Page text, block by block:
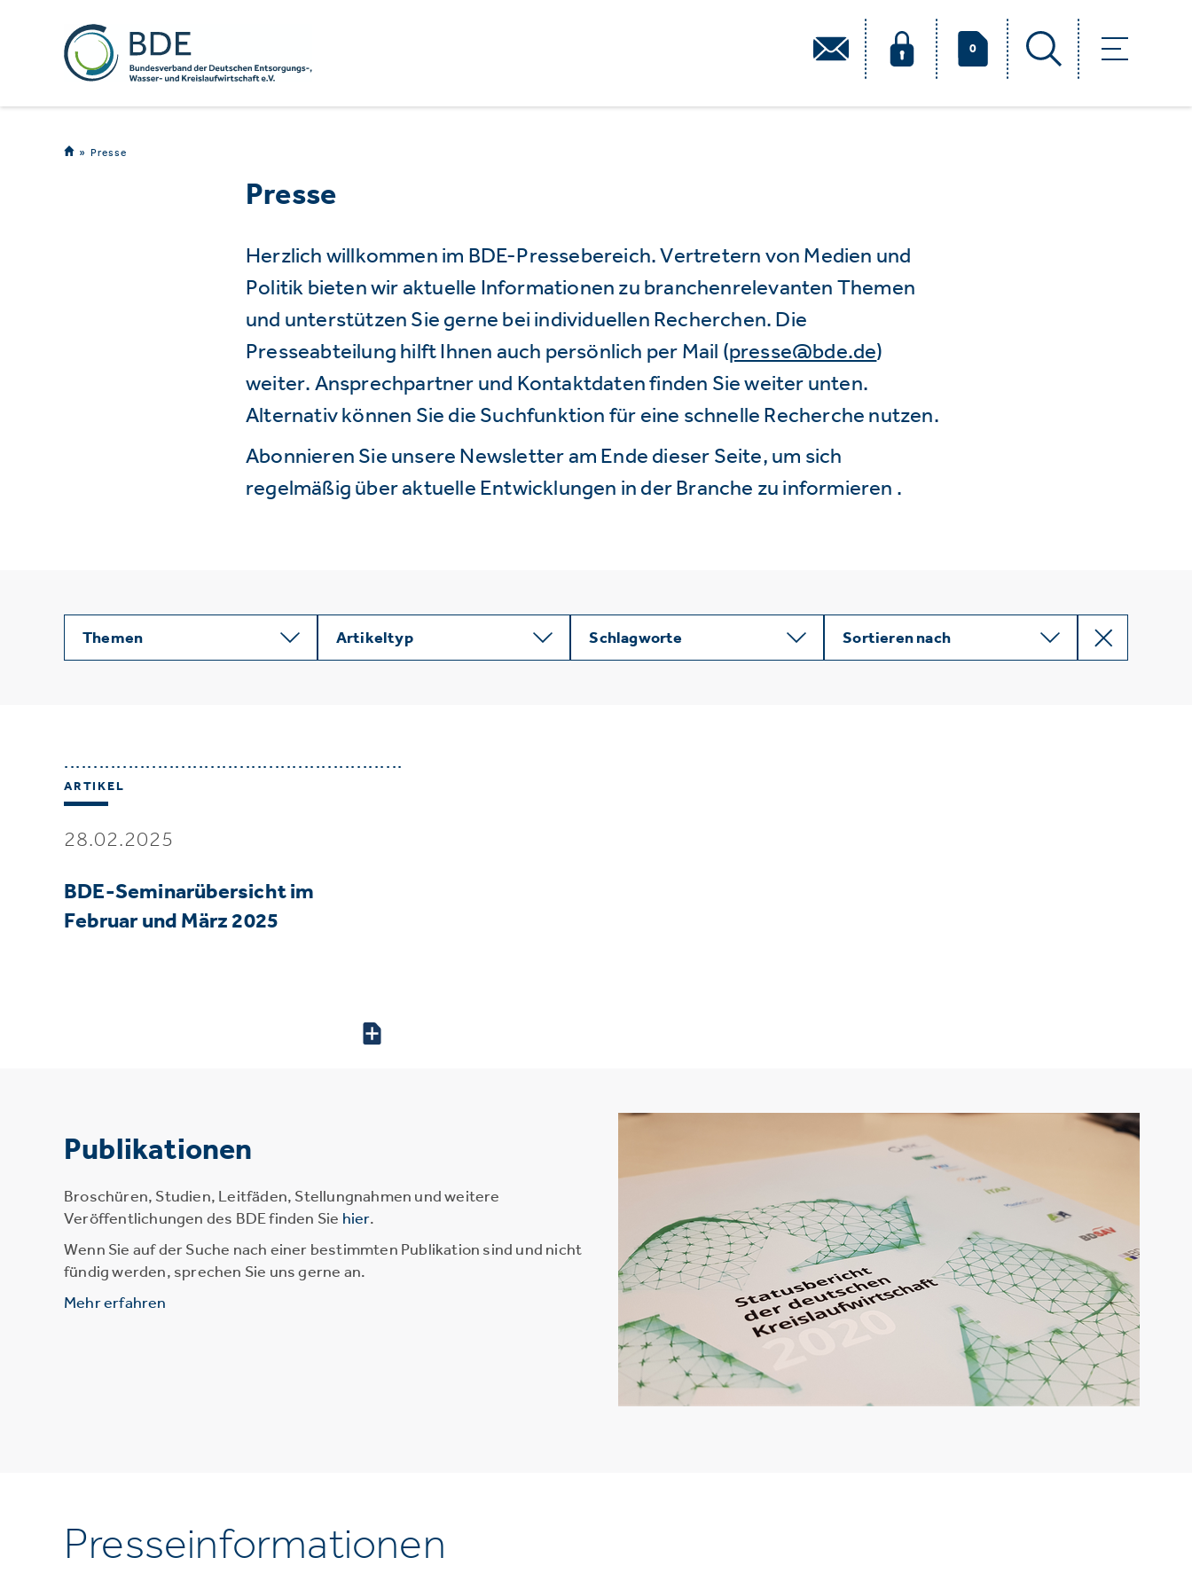
0
Presse
Presse
Herzlich willkommen im BDE-Pressebereich. Vertretern von Medien und
Politik bieten wir aktuelle Informationen zu branchenrelevanten Themen
und unterstützen Sie gerne bei individuellen Recherchen. Die
Presseabteilung hilft Ihnen auch persönlich per Mail (presse@bde.de)
weiter. Ansprechpartner und Kontaktdaten finden Sie weiter unten.
Alternativ können Sie die Suchfunktion für eine schnelle Recherche nutzen.
Abonnieren Sie unsere Newsletter am Ende dieser Seite, um sich
regelmäßig über aktuelle Entwicklungen in der Branche zu informieren .
Themen Artikeltyp Schlagworte Sortieren nach
ARTIKEL
28.02.2025
BDE-Seminarübersicht im
Februar und März 2025
Publikationen
Broschüren, Studien, Leitfäden, Stellungnahmen und weitere
Veröffentlichungen des BDE finden Sie hier.
Wenn Sie auf der Suche nach einer bestimmten Publikation sind und nicht
fündig werden, sprechen Sie uns gerne an.
Mehr erfahren
Presseinformationen